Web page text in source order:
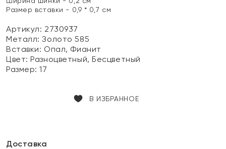
Размер вставки - 0,9 * 0,7 см
Артикул: 2730937
Металл:Золото 585
Вставки: Опал, Фианит
Цвет:Разноцветный, Бесцветный
Размер:17
В ИЗБРАННОЕ
Доставка